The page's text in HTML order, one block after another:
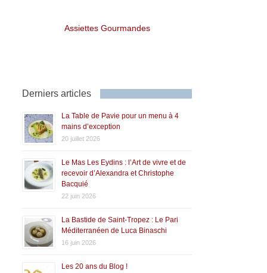
Assiettes Gourmandes
Derniers articles
La Table de Pavie pour un menu à 4
mains d’exception
20 juillet 2026
Le Mas Les Eydins : l’Art de vivre et de
recevoir d’Alexandra et Christophe
Bacquié
22 juin 2026
La Bastide de Saint-Tropez : Le Pari
Méditerranéen de Luca Binaschi
16 juin 2026
Les 20 ans du Blog !